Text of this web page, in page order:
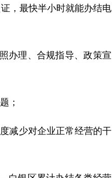
，最快半小时就能办结电
办理、合规指导、政策宣
；
减少对企业正常经营的干